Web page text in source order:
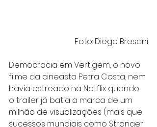
Foto: Diego Bresani
Democracia em Vertigem, o novo
filme da cineasta Petra Costa, nem
havia estreado na Netflix quando
o trailer já batia a marca de um
milhão de visualizações (mais que
sucessos mundiais como Stranger